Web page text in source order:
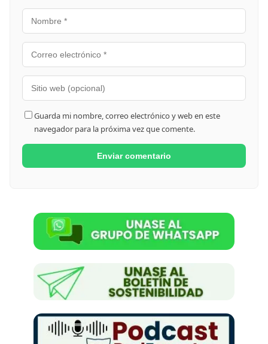
Guarda mi nombre, correo electrónico y web en este
navegador para la próxima vez que comente.